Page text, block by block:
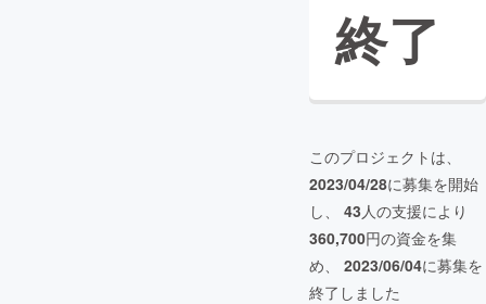
終了
このプロジェクトは、
2023/04/28に募集を開始
し、 43人の支援により
360,700円の資金を集
め、 2023/06/04に募集を
終了しました